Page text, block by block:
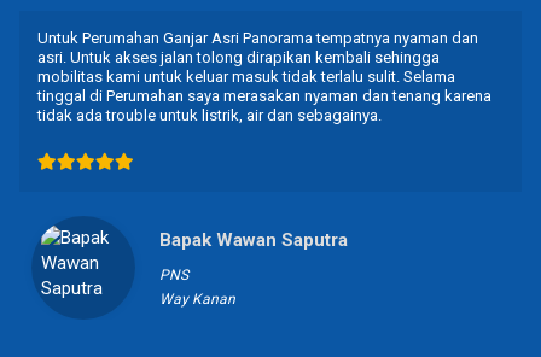
Untuk Perumahan Ganjar Asri Panorama tempatnya nyaman dan
asri. Untuk akses jalan tolong dirapikan kembali sehingga
mobilitas kami untuk keluar masuk tidak terlalu sulit. Selama
tinggal di Perumahan saya merasakan nyaman dan tenang karena
tidak ada trouble untuk listrik, air dan sebagainya.
Bapak Wawan Saputra
PNS
Way Kanan